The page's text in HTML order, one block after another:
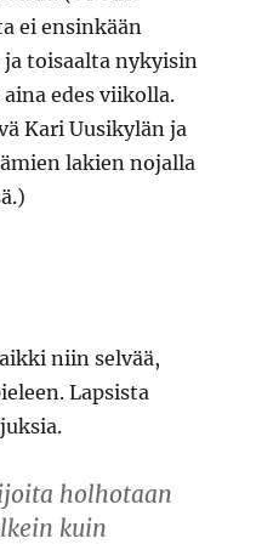
ei ensinkään
toisaalta nykyisin
edes viikolla.
Kari Uusikylän ja
lakien nojalla
niin selvää,
Lapsista
holhotaan
kuin